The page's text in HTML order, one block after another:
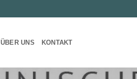
ÜBER UNS KONTAKT